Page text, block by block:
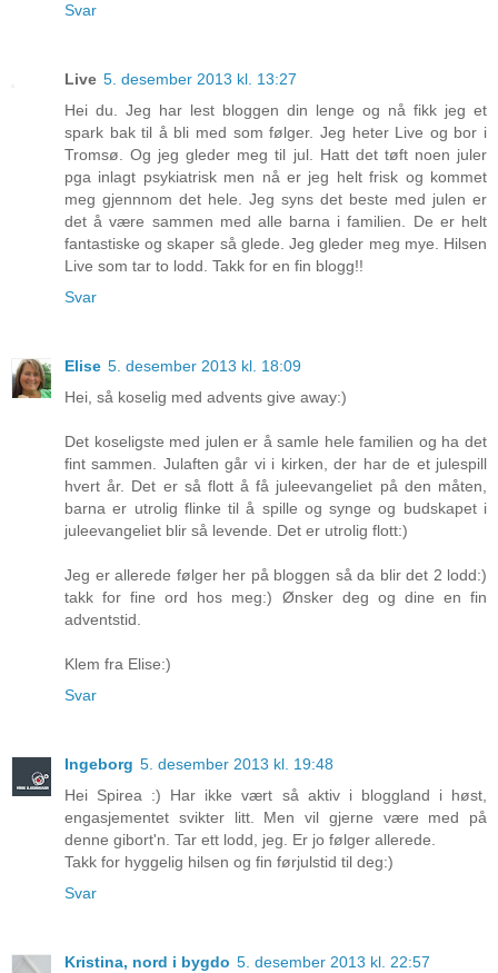
Svar
Live 5. desember 2013 kl. 13:27
Hei du. Jeg har lest bloggen din lenge og nå fikk jeg et
spark bak til å bli med som følger. Jeg heter Live og bor i
Tromsø. Og jeg gleder meg til jul. Hatt det tøft noen juler
pga inlagt psykiatrisk men nå er jeg helt frisk og kommet
meg gjennnom det hele. Jeg syns det beste med julen er
det å være sammen med alle barna i familien. De er helt
fantastiske og skaper så glede. Jeg gleder meg mye. Hilsen
Live som tar to lodd. Takk for en fin blogg!!
Svar
Elise 5. desember 2013 kl. 18:09
Hei, så koselig med advents give away:)
Det koseligste med julen er å samle hele familien og ha det
fint sammen. Julaften går vi i kirken, der har de et julespill
hvert år. Det er så flott å få juleevangeliet på den måten,
barna er utrolig flinke til å spille og synge og budskapet i
juleevangeliet blir så levende. Det er utrolig flott:)
Jeg er allerede følger her på bloggen så da blir det 2 lodd:)
takk for fine ord hos meg:) Ønsker deg og dine en fin
adventstid.
Klem fra Elise:)
Svar
Ingeborg 5. desember 2013 kl. 19:48
Hei Spirea :) Har ikke vært så aktiv i bloggland i høst,
engasjementet svikter litt. Men vil gjerne være med på
denne gibort'n. Tar ett lodd, jeg. Er jo følger allerede.
Takk for hyggelig hilsen og fin førjulstid til deg:)
Svar
Kristina, nord i bygdo 5. desember 2013 kl. 22:57